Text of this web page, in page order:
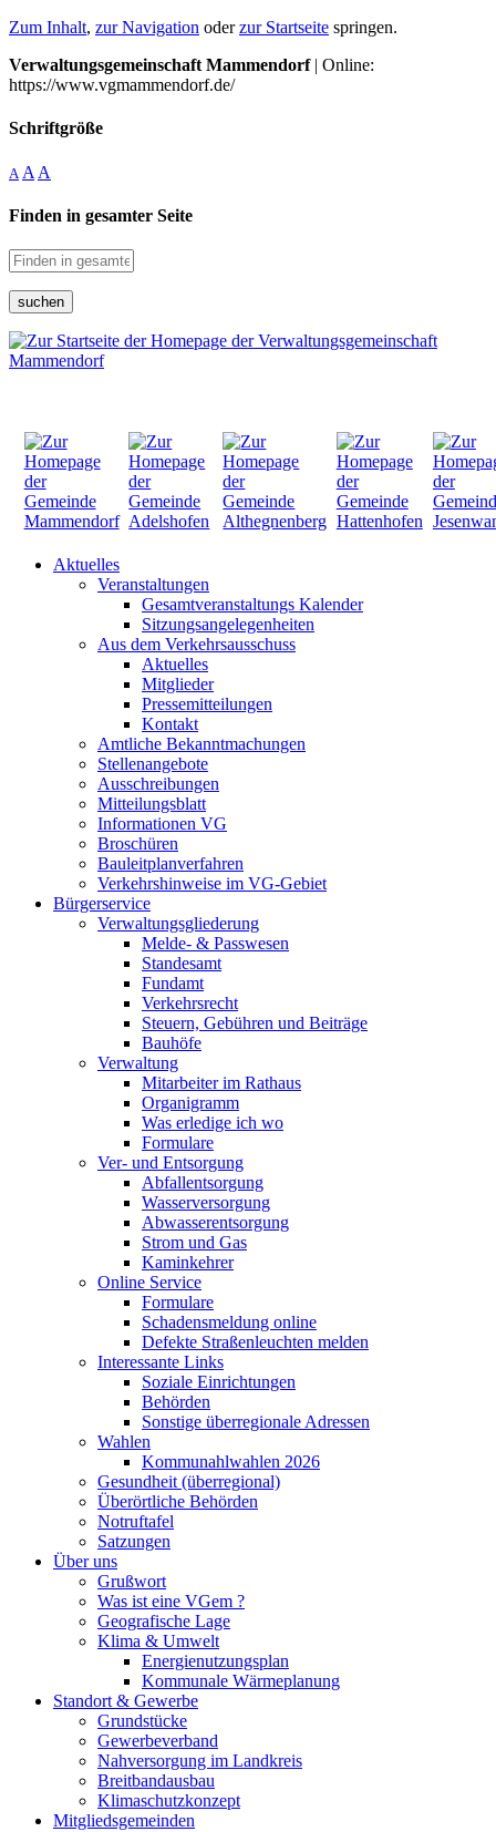
Zum Inhalt, zur Navigation oderzur Startseite springen.
Verwaltungsgemeinschaft Mammendorf| Online:
https://www.vgmammendorf.de/
Schriftgröße
A A A
Finden in gesamter Seite
suchen
Aktuelles
Veranstaltungen
Gesamtveranstaltungs Kalender
Sitzungsangelegenheiten
Aus dem Verkehrsausschuss
Aktuelles
Mitglieder
Pressemitteilungen
Kontakt
Amtliche Bekanntmachungen
Stellenangebote
Ausschreibungen
Mitteilungsblatt
Informationen VG
Broschüren
Bauleitplanverfahren
Verkehrshinweise im VG-Gebiet
Bürgerservice
Verwaltungsgliederung
Melde- & Passwesen
Standesamt
Fundamt
Verkehrsrecht
Steuern, Gebühren und Beiträge
Bauhöfe
Verwaltung
Mitarbeiter im Rathaus
Organigramm
Was erledige ich wo
Formulare
Ver- und Entsorgung
Abfallentsorgung
Wasserversorgung
Abwasserentsorgung
Strom und Gas
Kaminkehrer
Online Service
Formulare
Schadensmeldung online
Defekte Straßenleuchten melden
Interessante Links
Soziale Einrichtungen
Behörden
Sonstige überregionale Adressen
Wahlen
Kommunahlwahlen 2026
Gesundheit (überregional)
Überörtliche Behörden
Notruftafel
Satzungen
Über uns
Grußwort
Was ist eine VGem ?
Geografische Lage
Klima & Umwelt
Energienutzungsplan
Kommunale Wärmeplanung
Standort & Gewerbe
Grundstücke
Gewerbeverband
Nahversorgung im Landkreis
Breitbandausbau
Klimaschutzkonzept
Mitgliedsgemeinden